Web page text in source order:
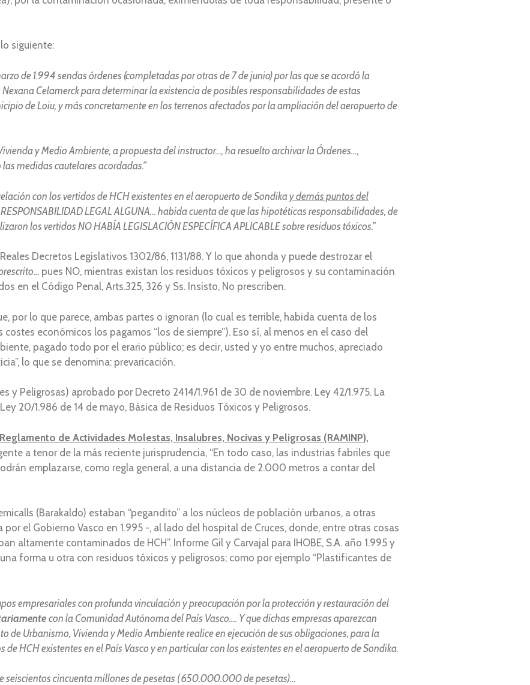
siguiente:
de 1.994 sendas órdenes (completadas por otras de 7 de junio) por las que se acordó la
Celamerck para determinar la existencia de posibles responsabilidades de estas
de Loiu, y más concretamente en los terrenos afectados por la ampliación del aeropuerto de
y Medio Ambiente, a propuesta del instructor…, ha resuelto archivar la Órdenes…,
medidas cautelares acordadas.”
con los vertidos de HCH existentes en el aeropuerto de Sondikay demás puntos del
LEGAL ALGUNA… habida cuenta de que las hipotéticas responsabilidades, de
los vertidos NO HABÍA LEGISLACIÓN ESPECÍFICA APLICABLE sobre residuos tóxicos.”
Decretos Legislativos 1302/86, 1131/88. Y lo que ahonda y puede destrozar el
pues NO, mientras existan los residuos tóxicos y peligrosos y su contaminación
en el Código Penal, Arts.325, 326 y Ss. Insisto, No prescriben.
lo que parece, ambas partes o ignoran (lo cual es terrible, habida cuenta de los
económicos los pagamos “los de siempre”). Eso sí, al menos en el caso del
pagado todo por el erario público; es decir, usted y yo entre muchos, apreciado
lo que se denomina: prevaricación.
y Peligrosas) aprobado por Decreto 2414/1.961 de 30 de noviembre. Ley 42/1.975. La
20/1.986 de 14 de mayo, Básica de Residuos Tóxicos y Peligrosos.
Reglamento de Actividades Molestas, Insalubres, Nocivas y Peligrosas (RAMINP),
a tenor de la más reciente jurisprudencia, “En todo caso, las industrias fabriles que
emplazarse, como regla general, a una distancia de 2.000 metros a contar del
(Barakaldo) estaban “pegandito” a los núcleos de población urbanos, a otras
el Gobierno Vasco en 1.995 -, al lado del hospital de Cruces, donde, entre otras cosas
altamente contaminados de HCH”. Informe Gil y Carvajal para IHOBE, S.A. año 1.995 y
forma u otra con residuos tóxicos y peligrosos; como por ejemplo “Plastificantes de
empresariales con profunda vinculación y preocupación por la protección y restauración del
con la Comunidad Autónoma del País Vasco…. Y que dichas empresas aparezcan
de Urbanismo, Vivienda y Medio Ambiente realice en ejecución de sus obligaciones, para la
HCH existentes en el País Vasco y en particular con los existentes en el aeropuerto de Sondika.
seiscientos cincuenta millones de pesetas ( 650.000.000 de pesetas)…